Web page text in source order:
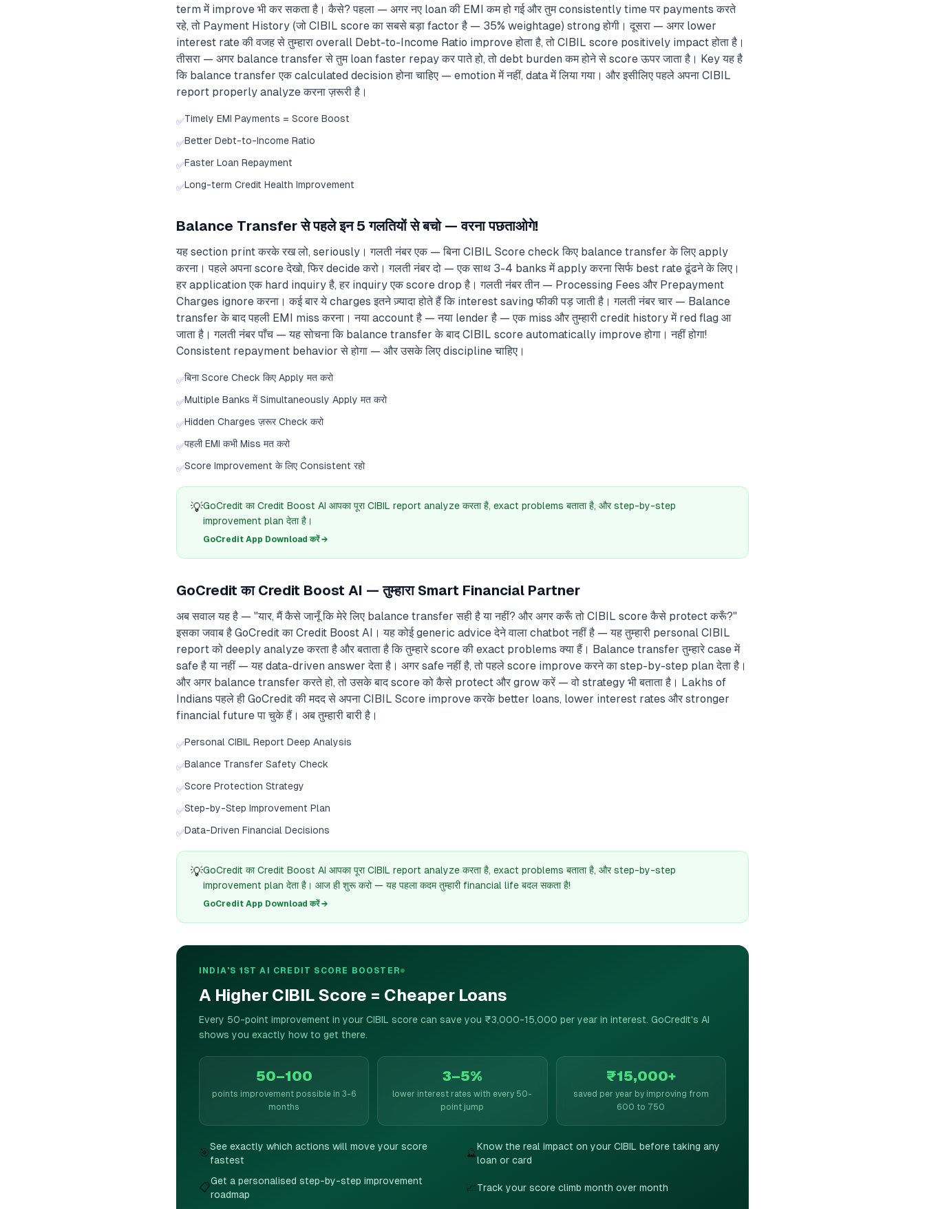
term में improve भी कर सकता है। कैसे? पहला — अगर नए loan की EMI कम हो गई और तुम consistently time पर payments करते
रहे, तो Payment History (जो CIBIL score का सबसे बड़ा factor है — 35% weightage) strong होगी। दूसरा — अगर lower
interest rate की वजह से तुम्हारा overall Debt-to-Income Ratio improve होता है, तो CIBIL score positively impact होता है।
तीसरा — अगर balance transfer से तुम loan faster repay कर पाते हो, तो debt burden कम होने से score ऊपर जाता है। Key यह है
कि balance transfer एक calculated decision होना चाहिए — emotion में नहीं, data में लिया गया। और इसीलिए पहले अपना CIBIL
report properly analyze करना ज़रूरी है।
✅Timely EMI Payments = Score Boost
✅Better Debt-to-Income Ratio
✅Faster Loan Repayment
✅Long-term Credit Health Improvement
Balance Transfer से पहले इन 5 गलतियों से बचो — वरना पछताओगे!
यह section print करके रख लो, seriously। गलती नंबर एक — बिना CIBIL Score check किए balance transfer के लिए apply
करना। पहले अपना score देखो, फिर decide करो। गलती नंबर दो — एक साथ 3-4 banks में apply करना सिर्फ best rate ढूंढने के लिए।
हर application एक hard inquiry है, हर inquiry एक score drop है। गलती नंबर तीन — Processing Fees और Prepayment
Charges ignore करना। कई बार ये charges इतने ज़्यादा होते हैं कि interest saving फीकी पड़ जाती है। गलती नंबर चार — Balance
transfer के बाद पहली EMI miss करना। नया account है — नया lender है — एक miss और तुम्हारी credit history में red flag आ
जाता है। गलती नंबर पाँच — यह सोचना कि balance transfer के बाद CIBIL score automatically improve होगा। नहीं होगा!
Consistent repayment behavior से होगा — और उसके लिए discipline चाहिए।
✅बिना Score Check किए Apply मत करो
✅Multiple Banks में Simultaneously Apply मत करो
✅Hidden Charges ज़रूर Check करो
✅पहली EMI कभी Miss मत करो
✅Score Improvement के लिए Consistent रहो
💡GoCredit का Credit Boost AI आपका पूरा CIBIL report analyze करता है, exact problems बताता है, और step-by-step
improvement plan देता है।
GoCredit App Download करें →
GoCredit का Credit Boost AI — तुम्हारा Smart Financial Partner
अब सवाल यह है — "यार, मैं कैसे जानूँ कि मेरे लिए balance transfer सही है या नहीं? और अगर करूँ तो CIBIL score कैसे protect करूँ?"
इसका जवाब है GoCredit का Credit Boost AI। यह कोई generic advice देने वाला chatbot नहीं है — यह तुम्हारी personal CIBIL
report को deeply analyze करता है और बताता है कि तुम्हारे score की exact problems क्या हैं। Balance transfer तुम्हारे case में
safe है या नहीं — यह data-driven answer देता है। अगर safe नहीं है, तो पहले score improve करने का step-by-step plan देता है।
और अगर balance transfer करते हो, तो उसके बाद score को कैसे protect और grow करें — वो strategy भी बताता है। Lakhs of
Indians पहले ही GoCredit की मदद से अपना CIBIL Score improve करके better loans, lower interest rates और stronger
financial future पा चुके हैं। अब तुम्हारी बारी है।
✅Personal CIBIL Report Deep Analysis
✅Balance Transfer Safety Check
✅Score Protection Strategy
✅Step-by-Step Improvement Plan
✅Data-Driven Financial Decisions
💡GoCredit का Credit Boost AI आपका पूरा CIBIL report analyze करता है, exact problems बताता है, और step-by-step
improvement plan देता है। आज ही शुरू करो — यह पहला कदम तुम्हारी financial life बदल सकता है!
GoCredit App Download करें →
INDIA'S 1ST AI CREDIT SCORE BOOSTER
A Higher CIBIL Score = Cheaper Loans
Every 50-point improvement in your CIBIL score can save you ₹3,000-15,000 per year in interest. GoCredit's AI
shows you exactly how to get there.
50–100
points improvement possible in 3-6
months
3–5%
lower interest rates with every 50-
point jump
₹15,000+
saved per year by improving from
600 to 750
🎯See exactly which actions will move your score
fastest
🔮Know the real impact on your CIBIL before taking any
loan or card
📋Get a personalised step-by-step improvement
roadmap
📈Track your score climb month over month